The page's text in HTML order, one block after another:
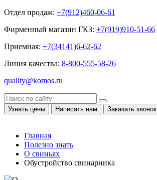
Отдел продаж: +7(912)460-06-61
Фирменный магазин ГКЗ: +7(919)910-51-66
Приемная: +7(34141)6-62-62
Линия качества: 8-800-555-58-26
quality@komos.ru
Узнать цены Написать нам Заказать звонок
Главная
Полезно знать
О свиньях
Обустройство свинарника